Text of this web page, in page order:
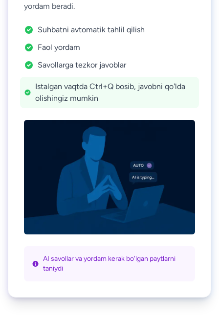
yordam beradi.
Suhbatni avtomatik tahlil qilish
Faol yordam
Savollarga tezkor javoblar
Istalgan vaqtda Ctrl+Q bosib, javobni qo'lda
olishingiz mumkin
AI savollar va yordam kerak bo'lgan paytlarni
taniydi